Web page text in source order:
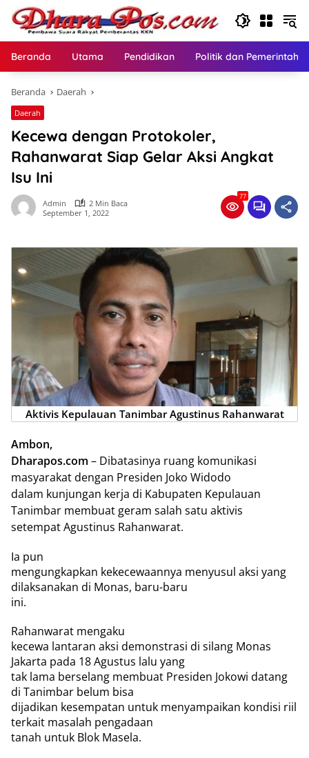
Langsung
konten
Beranda Utama Pendidikan Politik dan
Beranda Daerah
Daerah
Kecewa dengan Protokoler,
Rahanwarat Siap Gelar Aksi Angkat
Isu Ini
Admin
2 Min Baca
September 1, 2022
77
Aktivis Kepulauan Tanimbar Agustinus Rahanwarat
Ambon,
Dharapos.com – Dibatasinya ruang komunikasi
masyarakat dengan Presiden Joko Widodo
dalam kunjungan kerja di Kabupaten Kepulauan
Tanimbar membuat geram salah satu aktivis
setempat Agustinus Rahanwarat.
Ia pun
mengungkapkan kekecewaannya menyusul aksi yang
dilaksanakan di Monas, baru-baru
ini.
Rahanwarat mengaku
kecewa lantaran aksi demonstrasi di silang Monas
Jakarta pada 18 Agustus lalu yang
tak lama berselang membuat Presiden Jokowi datang
di Tanimbar belum bisa
dijadikan kesempatan untuk menyampaikan kondisi riil
terkait masalah pengadaan
tanah untuk Blok Masela.